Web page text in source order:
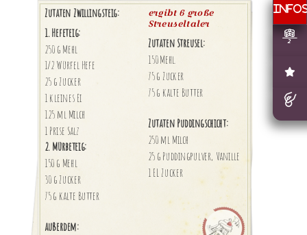
Zutaten Zwillingsteig:
1. Hefeteig:
250 g Mehl
1/2 Würfel Hefe
25 g Zucker
1 kleines Ei
125 ml Milch
1 Prise Salz
2. Mürbeteig:
150 g Mehl
30 g Zucker
75 g kalte Butter
außerdem:
ergibt 6 große
Streuseltaler
Zutaten Streusel:
150 Mehl
75 g Zucker
75 g kalte Butter
Zutaten Puddingschicht:
250 ml Milch
25 g Puddingpulver, Vanille
1 EL Zucker